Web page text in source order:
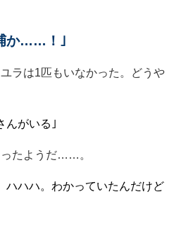
か……！｣
ラは1匹もいなかった。どうや
んがいる｣
ったようだ……。
ハハハ。わかっていたんだけど